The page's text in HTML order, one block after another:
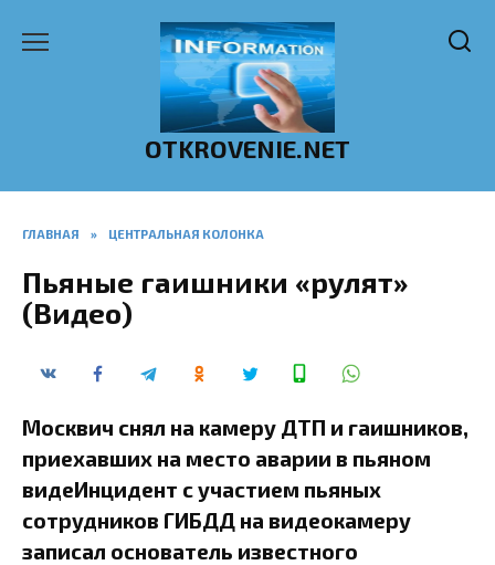
OTKROVENIE.NET
ГЛАВНАЯ » ЦЕНТРАЛЬНАЯ КОЛОНКА
Пьяные гаишники «рулят»
(Видео)
Москвич снял на камеру ДТП и гаишников,
приехавших на место аварии в пьяном
видеИнцидент с участием пьяных
сотрудников ГИБДД на видеокамеру
записал основатель известного